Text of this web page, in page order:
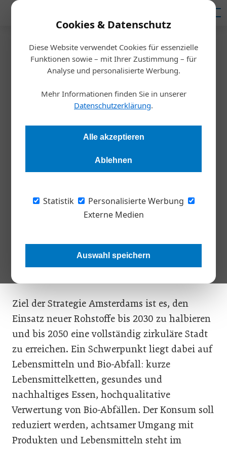
Cookies & Datenschutz
Diese Website verwendet Cookies für essenzielle
Funktionen sowie – mit Ihrer Zustimmung – für
Analyse und personalisierte Werbung.
Mehr Informationen finden Sie in unserer
Datenschutzerklärung.
Alle akzeptieren
Ablehnen
Statistik
Personalisierte Werbung
Externe Medien
Auswahl speichern
Startseite/Meldungen
Nachhaltigkeit
Donut Ökonomie
07.02.2024, 11:30 Uhr
Zukunft? Die Ökonomin Kate Raworth zeigt, wie eine
Wirtschaft funktionieren kann, die zugleich unsere Umwelt
Amsterdam ist anders: als erste Stadt weltweit
Frühjahr 2020 an, auf Kreislaufwirtschaft zu
setzen. Als Vorbild dient das Donut-Modell der
Ziel der Strategie Amsterdams ist es, den
Einsatz neuer Rohstoffe bis 2030 zu halbieren
und bis 2050 eine vollständig zirkuläre Stadt
zu erreichen. Ein Schwerpunkt liegt dabei auf
Lebensmitteln und Bio-Abfall: kurze
Lebensmittelketten, gesundes und
nachhaltiges Essen, hochqualitative
Verwertung von Bio-Abfällen. Der Konsum soll
reduziert werden, achtsamer Umgang mit
Produkten und Lebensmitteln steht im